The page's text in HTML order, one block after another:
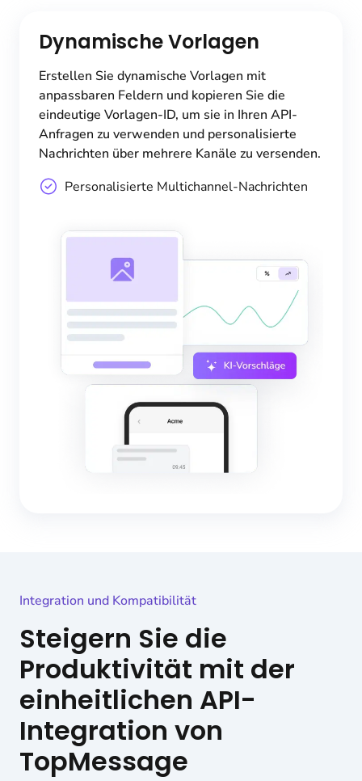
Dynamische Vorlagen
Erstellen Sie dynamische Vorlagen mit
anpassbaren Feldern und kopieren Sie die
eindeutige Vorlagen-ID, um sie in Ihren API-
Anfragen zu verwenden und personalisierte
Nachrichten über mehrere Kanäle zu versenden.
Personalisierte Multichannel-Nachrichten
Integration und Kompatibilität
Steigern Sie die
Produktivität mit der
einheitlichen API-
Integration von
TopMessage